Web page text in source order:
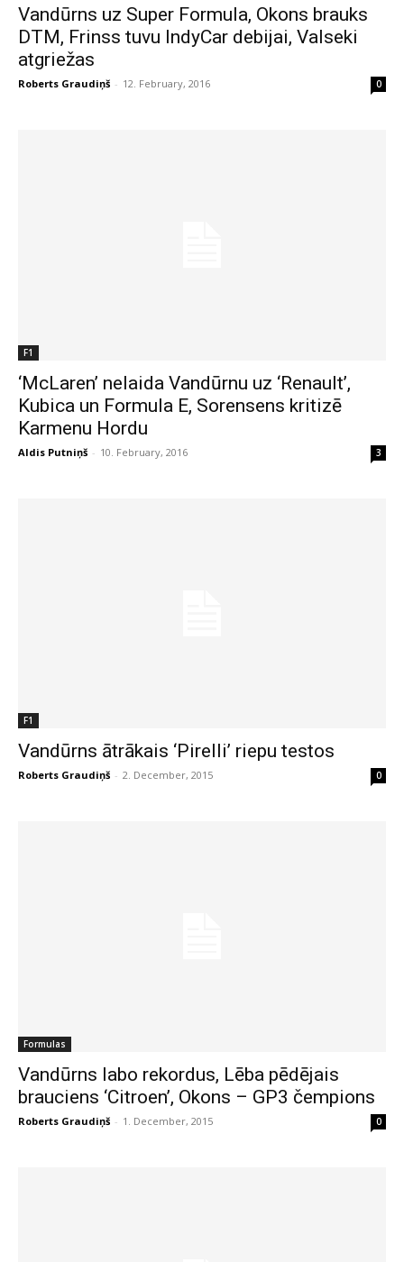
Vandūrns uz Super Formula, Okons brauks
DTM, Frinss tuvu IndyCar debijai, Valseki
atgriežas
Roberts Graudiņš - 12. February, 2016 0
F1
‘McLaren’ nelaida Vandūrnu uz ‘Renault’,
Kubica un Formula E, Sorensens kritizē
Karmenu Hordu
Aldis Putniņš - 10. February, 2016 3
F1
Vandūrns ātrākais ‘Pirelli’ riepu testos
Roberts Graudiņš - 2. December, 2015 0
Formulas
Vandūrns labo rekordus, Lēba pēdējais
brauciens ‘Citroen’, Okons – GP3 čempions
Roberts Graudiņš - 1. December, 2015 0